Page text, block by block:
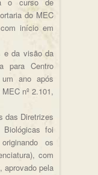
do MEC
início em
e da visão da
para Centro
um ano após
nº 2.101,
das Diretrizes
foi
os
com
aprovado pela